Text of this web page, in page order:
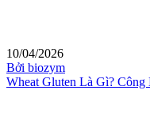
10/04/2026
Bởi biozym
Wheat Gluten Là Gì?